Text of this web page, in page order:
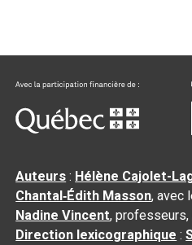
Auteurs : Hélène Cajolet-
Chantal‑Édith Masson, avec
Nadine Vincent,
Direction lexicographique :